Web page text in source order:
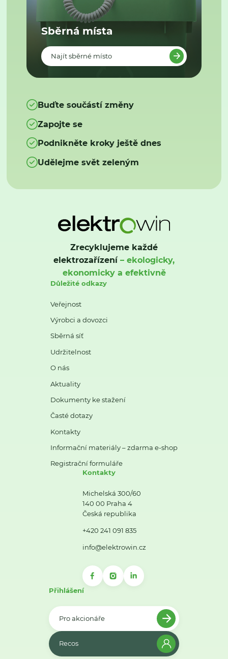
Sběrná místa
Najít sběrné místo
Buďte součástí změny
Zapojte se
Podnikněte kroky ještě dnes
Udělejme svět zeleným
Zrecyklujeme každé
elektrozařízení– ekologicky,
ekonomicky a efektivně
Důležité odkazy
Veřejnost
Výrobci a dovozci
Sběrná síť
Udržitelnost
O nás
Aktuality
Dokumenty ke stažení
Časté dotazy
Kontakty
Informační materiály – zdarma e-shop
Registrační formuláře
Kontakty
Michelská 300/60
140 00 Praha 4
Česká republika
+420 241 091 835
info@elektrowin.cz
Přihlášení
Pro akcionáře
Recos